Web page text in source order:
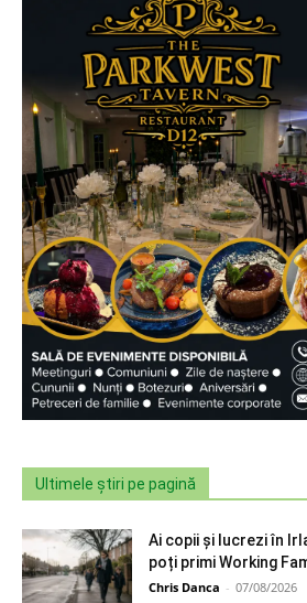
Ultimele știri pe pagină
Ai copii și lucrezi în
poți primi Working
Chris Danca - 07/08/2026